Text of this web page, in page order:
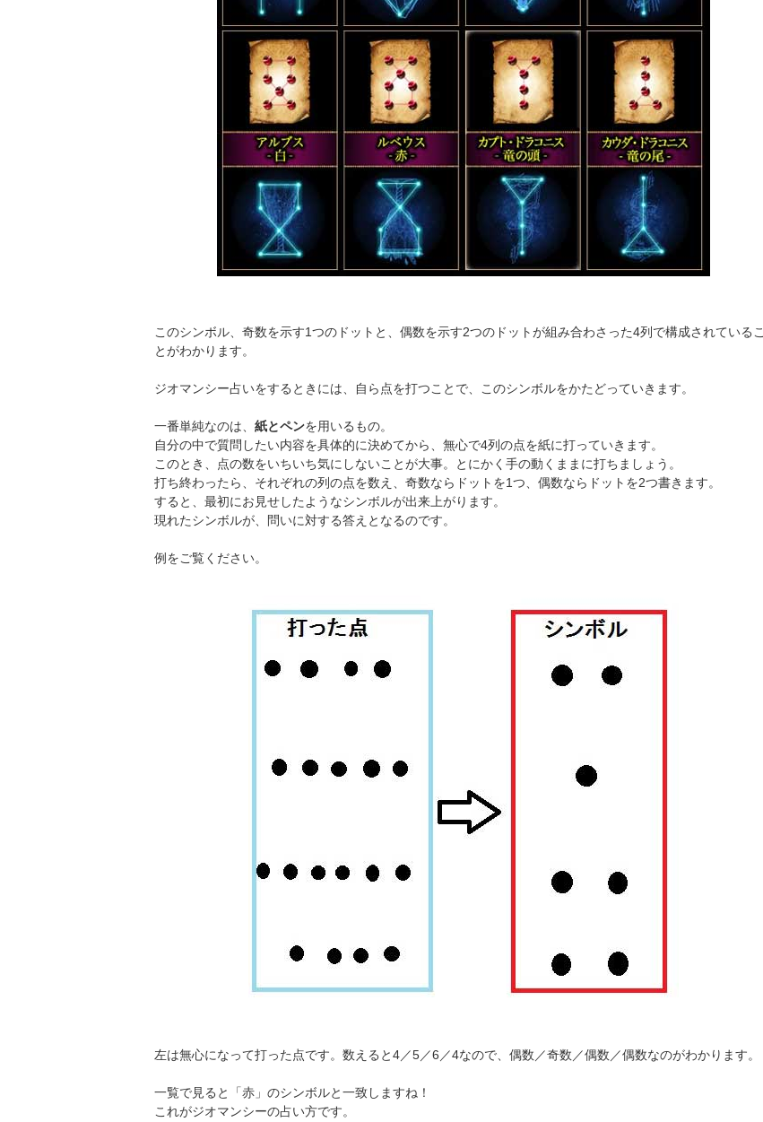
このシンボル、奇数を示す1つのドットと、偶数を示す2つのドットが組み合わさった4列で構成されているこ
とがわかります。
ジオマンシー占いをするときには、自ら点を打つことで、このシンボルをかたどっていきます。
一番単純なのは、 紙とペンを用いるもの。
自分の中で質問したい内容を具体的に決めてから、無心で4列の点を紙に打っていきます。
このとき、点の数をいちいち気にしないことが大事。とにかく手の動くままに打ちましょう。
打ち終わったら、それぞれの列の点を数え、奇数ならドットを1つ、偶数ならドットを2つ書きます。
すると、最初にお見せしたようなシンボルが出来上がります。
現れたシンボルが、問いに対する答えとなるのです。
例をご覧ください。
左は無心になって打った点です。数えると4／5／6／4なので、偶数／奇数／偶数／偶数なのがわかります。
一覧で見ると「赤」のシンボルと一致しますね！
これがジオマンシーの占い方です。